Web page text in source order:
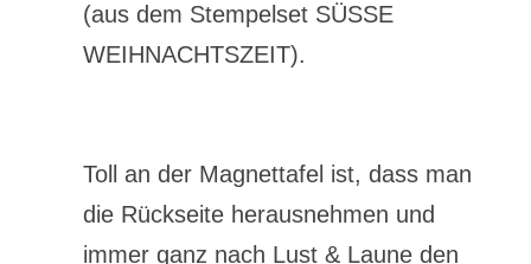
(aus dem Stempelset SÜSSE
WEIHNACHTSZEIT).
Toll an der Magnettafel ist, dass man
die Rückseite herausnehmen und
immer ganz nach Lust & Laune den